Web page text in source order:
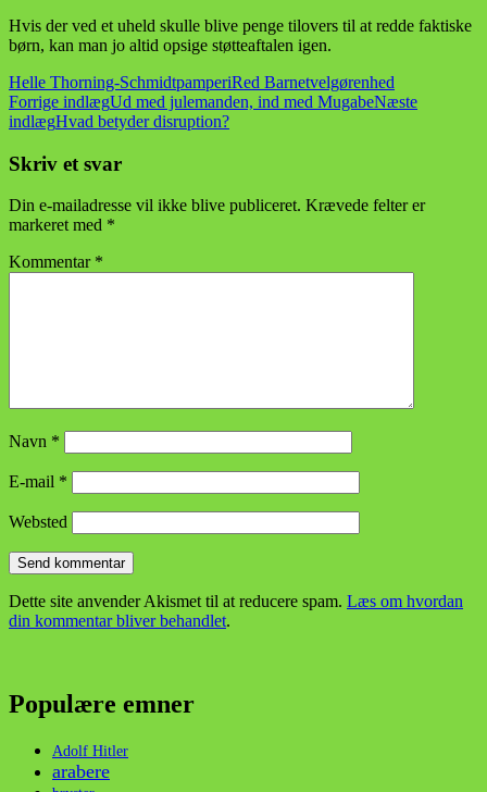
Hvis der ved et uheld skulle blive penge tilovers til at redde faktiske
børn, kan man jo altid opsige støtteaftalen igen.
Helle Thorning-SchmidtpamperiRed Barnetvelgørenhed
Indlægsnavigation
Forrige indlægUd med julemanden, ind med MugabeNæste
indlægHvad betyder disruption?
Skriv et svar
Din e-mailadresse vil ikke blive publiceret. Krævede felter er
markeret med *
Kommentar *
Navn *
E-mail *
Websted
Dette site anvender Akismet til at reducere spam. Læs om hvordan
din kommentar bliver behandlet.
Populære emner
Adolf Hitler
arabere